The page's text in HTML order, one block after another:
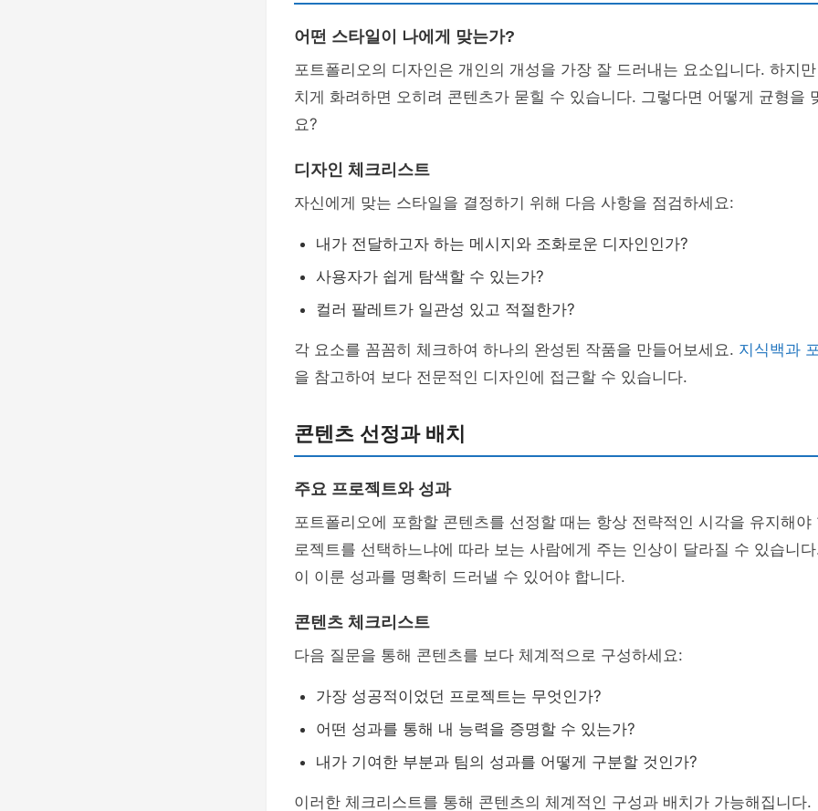
어떤 스타일이 나에게 맞는가?
포트폴리오의 디자인은 개인의 개성을 가장 잘 드러내는 요소입니다. 하지
치게 화려하면 오히려 콘텐츠가 묻힐 수 있습니다. 그렇다면 어떻게 균형을
요?
디자인 체크리스트
자신에게 맞는 스타일을 결정하기 위해 다음 사항을 점검하세요:
내가 전달하고자 하는 메시지와 조화로운 디자인인가?
사용자가 쉽게 탐색할 수 있는가?
컬러 팔레트가 일관성 있고 적절한가?
각 요소를 꼼꼼히 체크하여 하나의 완성된 작품을 만들어보세요. 지식백과
을 참고하여 보다 전문적인 디자인에 접근할 수 있습니다.
콘텐츠 선정과 배치
주요 프로젝트와 성과
포트폴리오에 포함할 콘텐츠를 선정할 때는 항상 전략적인 시각을 유지해야
로젝트를 선택하느냐에 따라 보는 사람에게 주는 인상이 달라질 수 있습니
이 이룬 성과를 명확히 드러낼 수 있어야 합니다.
콘텐츠 체크리스트
다음 질문을 통해 콘텐츠를 보다 체계적으로 구성하세요:
가장 성공적이었던 프로젝트는 무엇인가?
어떤 성과를 통해 내 능력을 증명할 수 있는가?
내가 기여한 부분과 팀의 성과를 어떻게 구분할 것인가?
이러한 체크리스트를 통해 콘텐츠의 체계적인 구성과 배치가 가능해집니다.